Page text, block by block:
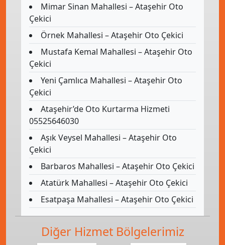
Mimar Sinan Mahallesi – Ataşehir Oto
Çekici
Örnek Mahallesi – Ataşehir Oto Çekici
Mustafa Kemal Mahallesi – Ataşehir Oto
Çekici
Yeni Çamlıca Mahallesi – Ataşehir Oto
Çekici
Ataşehir’de Oto Kurtarma Hizmeti
05525646030
Aşık Veysel Mahallesi – Ataşehir Oto
Çekici
Barbaros Mahallesi – Ataşehir Oto Çekici
Atatürk Mahallesi – Ataşehir Oto Çekici
Esatpaşa Mahallesi – Ataşehir Oto Çekici
Diğer Hizmet Bölgelerimiz